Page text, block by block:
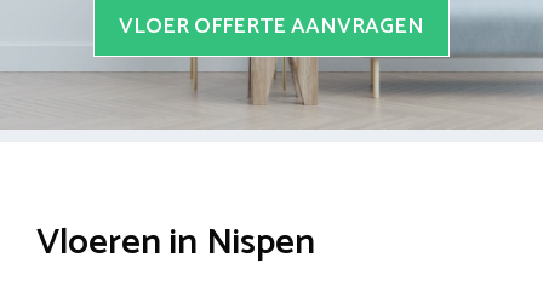
VLOER OFFERTE AANVRAGEN
Vloeren in Nispen